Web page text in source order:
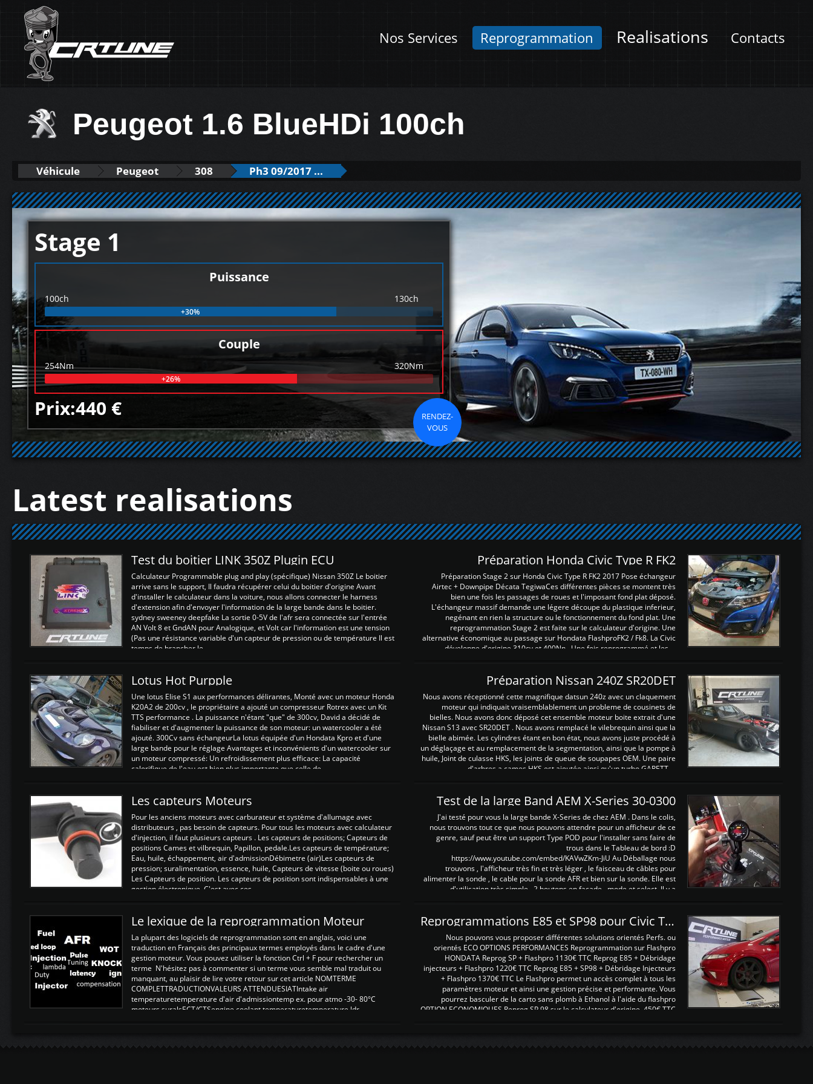
Nos Services Reprogrammation Realisations Contacts
Peugeot 1.6 BlueHDi 100ch
Véhicule Peugeot 308 Ph3 09/2017 ...
Stage 1
Puissance
100ch 130ch
+30%
Couple
254Nm 320Nm
+26%
Prix:440 €
RENDEZ-
VOUS
Latest realisations
Test du boitier LINK 350Z Plugin ECU
Calculateur Programmable plug and play (spécifique) Nissan 350Z Le boitier
arrive sans le support, Il faudra récupérer celui du boitier d'origine Avant
d'installer le calculateur dans la voiture, nous allons connecter le harness
d'extension afin d'envoyer l'information de la large bande dans le boitier.
sydney sweeney deepfake La sortie 0-5V de l'afr sera connectée sur l'entrée
AN Volt 8 et GndAN pour Analogique, et Volt car l'information est une tension
(Pas une résistance variable d'un capteur de pression ou de température Il est
temps de brancher le ...
Préparation Honda Civic Type R FK2
Préparation Stage 2 sur Honda Civic Type R FK2 2017 Pose échangeur
Airtec + Downpipe Décata TegiwaCes différentes pièces se montent très
bien une fois les passages de roues et l'imposant fond plat déposé.
L'échangeur massif demande une légere découpe du plastique inferieur,
negénant en rien la structure ou le fonctionnement du fond plat. Une
reprogrammation Stage 2 est faite sur le calculateur d'origine. Une
alternative économique au passage sur Hondata FlashproFK2 / Fk8. La Civic
développe d'origine 310cv et 400Nn , Une fois reprogrammé et les ...
Lotus Hot Purpple
Une lotus Elise S1 aux performances délirantes, Monté avec un moteur Honda
K20A2 de 200cv , le propriétaire a ajouté un compresseur Rotrex avec un Kit
TTS performance . La puissance n'étant "que" de 300cv, David a décidé de
fiabiliser et d'augmenter la puissance de son moteur: un watercooler a été
ajouté. 300Cv sans échangeurLa lotus équipée d'un Hondata Kpro et d'une
large bande pour le réglage Avantages et inconvénients d'un watercooler sur
un moteur compressé: Un refroidissement plus efficace: La capacité
calorifique de l'eau est bien plus importante que celle de ...
Préparation Nissan 240Z SR20DET
Nous avons réceptionné cette magnifique datsun 240z avec un claquement
moteur qui indiquait vraisemblablement un probleme de cousinets de
bielles. Nous avons donc déposé cet ensemble moteur boite extrait d'une
Nissan S13 avec SR20DET . Nous avons remplacé le vilebrequin ainsi que la
bielle abimée. Les cylindres étant en bon état, nous avons juste procédé à
un déglaçage et au remplacement de la segmentation, ainsi que la pompe à
huile, Joint de culasse HKS, les joints de queue de soupapes OEM. Une paire
d'arbres a cames HKS est ajoutée ainsi qu'un turbo GARETT ...
Les capteurs Moteurs
Pour les anciens moteurs avec carburateur et système d'allumage avec
distributeurs , pas besoin de capteurs. Pour tous les moteurs avec calculateur
d'injection, il faut plusieurs capteurs . Les capteurs de positions; Capteurs de
positions Cames et vilbrequin, Papillon, pedale.Les capteurs de température;
Eau, huile, échappement, air d'admissionDébimetre (air)Les capteurs de
pression; suralimentation, essence, huile, Capteurs de vitesse (boite ou roues)
Les Capteurs de position. Les capteurs de position sont indispensables à une
gestion électronique. C'est avec ces ...
Test de la large Band AEM X-Series 30-0300
J'ai testé pour vous la large bande X-Series de chez AEM . Dans le colis,
nous trouvons tout ce que nous pouvons attendre pour un afficheur de ce
genre, sauf peut être un support Type POD pour l'installer sans faire de
trous dans le Tableau de bord :D
https://www.youtube.com/embed/KAVwZKm-JiU Au Déballage nous
trouvons , l'afficheur très fin et très léger , le faisceau de câbles pour
alimenter la sonde , le cable pour la sonde AFR et bien sur la sonde. Elle est
d'utilisation très simple , 2 boutons en façade , mode et select. Il y a
Le lexique de la reprogrammation Moteur
La plupart des logiciels de reprogrammation sont en anglais, voici une
traduction en Français des principaux termes employés dans le cadre d'une
gestion moteur. Vous pouvez utiliser la fonction Ctrl + F pour rechercher un
terme N'hésitez pas à commenter si un terme vous semble mal traduit ou
manquant, au plaisir de lire votre retour sur cet article NOMTERME
COMPLETTRADUCTIONVALEURS ATTENDUESIATIntake air
temperaturetemperature d'air d'admissiontemp ex. pour atmo -30- 80°C
moteurs suralsECT/CTSengine coolant temperaturetemperature ldr
Reprogrammations E85 et SP98 pour Civic Type R FN2
Nous pouvons vous proposer différentes solutions orientés Perfs. ou
orientés ECO OPTIONS PERFORMANCES Reprogrammation sur Flashpro
HONDATA Reprog SP + Flashpro 1130€ TTC Reprog E85 + Débridage
injecteurs + Flashpro 1220€ TTC Reprog E85 + SP98 + Débridage Injecteurs
+ Flashpro 1370€ TTC Le Flashpro permet un accès complet à tous les
paramètres moteur et ainsi une gestion précise et performante. Vous
pourrez basculer de la carto sans plomb à Ethanol à l'aide du flashpro
OPTION ECONOMIQUES Reprog SP 98 sur le calculateur d'origine 450€ TTC